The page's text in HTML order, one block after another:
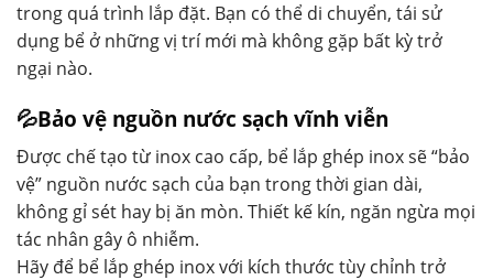
trong quá trình lắp đặt. Bạn có thể di chuyển, tái sử
dụng bể ở những vị trí mới mà không gặp bất kỳ trở
ngại nào.
💦Bảo vệ nguồn nước sạch vĩnh viễn
Được chế tạo từ inox cao cấp, bể lắp ghép inox sẽ “bảo
vệ” nguồn nước sạch của bạn trong thời gian dài,
không gỉ sét hay bị ăn mòn. Thiết kế kín, ngăn ngừa mọi
tác nhân gây ô nhiễm.
Hãy để bể lắp ghép inox với kích thước tùy chỉnh trở